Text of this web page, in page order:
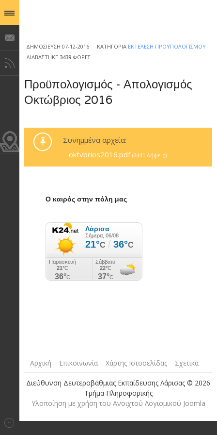
ΔΗΜΟΣΊΕΥΣΗ 07-12-2016 ΚΑΤΗΓΟΡΊΑ ΕΚΤΈΛΕΣΗ ΠΡΟΫΠΟΛΟΓΙΣΜΟΎ
ΔΙΑΒΆΣΤΗΚΕ 3439 ΦΟΡΈΣ
Προϋπολογισμός - Απολογισμός
Οκτώβριος 2016
Συνημμένα αρχεία:
oktvbrios2016.pdf (2441 Λήψεις)
Ο καιρός στην πόλη μας
Αρχική Επικοινωνία Χάρτης Ιστοσελίδας Σχετικά
Διεύθυνση Δευτεροβάθμιας Εκπαίδευσης Λάρισας © 2026
Τμήμα Πληροφορικής
Yλοποίηση με χρήση του Ανοιχτού Λογισμικού Joomla